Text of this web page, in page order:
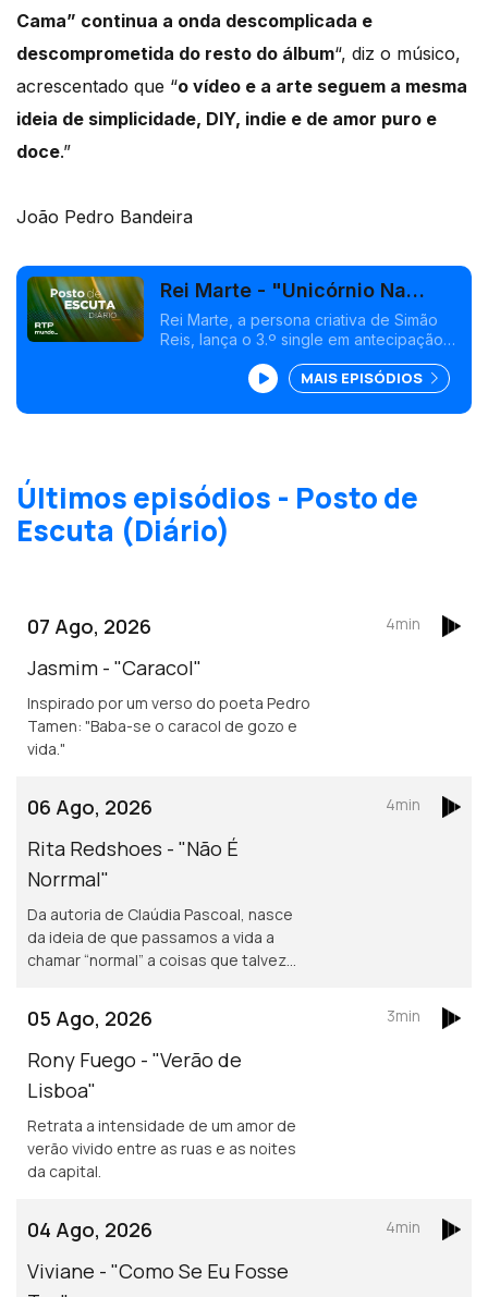
Cama” continua a onda descomplicada e
descomprometida do resto do álbum“, diz o músico,
acrescentado que “o vídeo e a arte seguem a mesma
ideia de simplicidade, DIY, indie e de amor puro e
doce.”
João Pedro Bandeira
Rei Marte - "Unicórnio Na
Cama"
Rei Marte, a persona criativa de Simão
Reis, lança o 3.º single em antecipação
amor e à simplicidade, numa canção com
dedicatória pessoal e direta à sua mulher.
<br />
MAIS EPISÓDIOS
Últimos episódios - Posto de
Escuta (Diário)
07 Ago, 2026
Jasmim - "Caracol"
Inspirado por um verso do poeta Pedro
Tamen: "Baba-se o caracol de gozo e
vida."
4min
06 Ago, 2026
Rita Redshoes - "Não É
Norrmal"
Da autoria de Claúdia Pascoal, nasce
da ideia de que passamos a vida a
chamar “normal” a coisas que talvez
4min
05 Ago, 2026
Rony Fuego - "Verão de
Lisboa"
Retrata a intensidade de um amor de
verão vivido entre as ruas e as noites
da capital.
3min
04 Ago, 2026
Viviane - "Como Se Eu Fosse
4min